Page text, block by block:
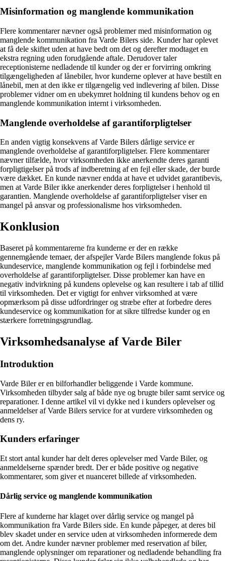
Misinformation og manglende kommunikation
Flere kommentarer nævner også problemer med misinformation og
manglende kommunikation fra Varde Bilers side. Kunder har oplevet
at få dele skiftet uden at have bedt om det og derefter modtaget en
ekstra regning uden forudgående aftale. Derudover taler
receptionisterne nedladende til kunder og der er forvirring omkring
tilgængeligheden af lånebiler, hvor kunderne oplever at have bestilt en
lånebil, men at den ikke er tilgængelig ved indlevering af bilen. Disse
problemer vidner om en ubekymret holdning til kundens behov og en
manglende kommunikation internt i virksomheden.
Manglende overholdelse af garantiforpligtelser
En anden vigtig konsekvens af Varde Bilers dårlige service er
manglende overholdelse af garantiforpligtelser. Flere kommentarer
nævner tilfælde, hvor virksomheden ikke anerkendte deres garanti
forpligtigelser på trods af indberetning af en fejl eller skade, der burde
være dækket. En kunde nævner endda at have et udvidet garantibevis,
men at Varde Biler ikke anerkender deres forpligtelser i henhold til
garantien. Manglende overholdelse af garantiforpligtelser viser en
mangel på ansvar og professionalisme hos virksomheden.
Konklusion
Baseret på kommentarerne fra kunderne er der en række
gennemgående temaer, der afspejler Varde Bilers manglende fokus på
kundeservice, manglende kommunikation og fejl i forbindelse med
overholdelse af garantiforpligtelser. Disse problemer kan have en
negativ indvirkning på kundens oplevelse og kan resultere i tab af tillid
til virksomheden. Det er vigtigt for enhver virksomhed at være
opmærksom på disse udfordringer og stræbe efter at forbedre deres
kundeservice og kommunikation for at sikre tilfredse kunder og en
stærkere forretningsgrundlag.
Virksomhedsanalyse af Varde Biler
Introduktion
Varde Biler er en bilforhandler beliggende i Varde kommune.
Virksomheden tilbyder salg af både nye og brugte biler samt service og
reparationer. I denne artikel vil vi dykke ned i kunders oplevelser og
anmeldelser af Varde Bilers service for at vurdere virksomheden og
dens ry.
Kunders erfaringer
Et stort antal kunder har delt deres oplevelser med Varde Biler, og
anmeldelserne spænder bredt. Der er både positive og negative
kommentarer, som giver et nuanceret billede af virksomheden.
Dårlig service og manglende kommunikation
Flere af kunderne har klaget over dårlig service og mangel på
kommunikation fra Varde Bilers side. En kunde påpeger, at deres bil
blev skadet under en service uden at virksomheden informerede dem
om det. Andre kunder nævner problemer med reservation af biler,
manglende oplysninger om reparationer og nedladende behandling fra